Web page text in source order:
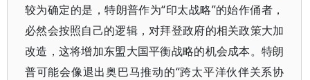
较为确定的是，特朗普作为“印太战略”的始作俑者，
必然会按照自己的逻辑，对拜登政府的相关政策大加
改造，这将增加东盟大国平衡战略的机会成本。特朗
普可能会像退出奥巴马推动的“跨太平洋伙伴关系协